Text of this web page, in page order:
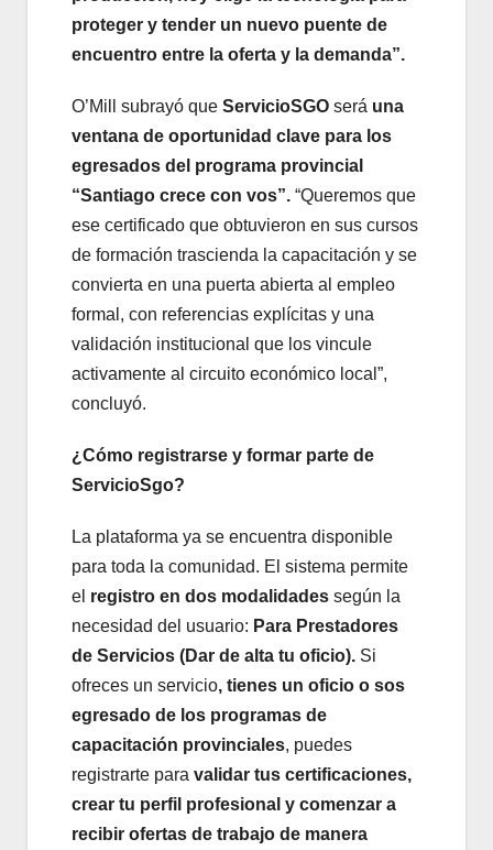
proteger y tender un nuevo puente de
encuentro entre la oferta y la demanda”.
O’Mill subrayó que ServicioSGO será una
ventana de oportunidad clave para los
egresados del programa provincial
“Santiago crece con vos”. “Queremos que
ese certificado que obtuvieron en sus cursos
de formación trascienda la capacitación y se
convierta en una puerta abierta al empleo
formal, con referencias explícitas y una
validación institucional que los vincule
activamente al circuito económico local”,
concluyó.
¿Cómo registrarse y formar parte de
ServicioSgo?
La plataforma ya se encuentra disponible
para toda la comunidad. El sistema permite
el registro en dos modalidades según la
necesidad del usuario: Para Prestadores
de Servicios (Dar de alta tu oficio). Si
ofreces un servicio, tienes un oficio o sos
egresado de los programas de
capacitación provinciales, puedes
registrarte para validar tus certificaciones,
crear tu perfil profesional y comenzar a
recibir ofertas de trabajo de manera